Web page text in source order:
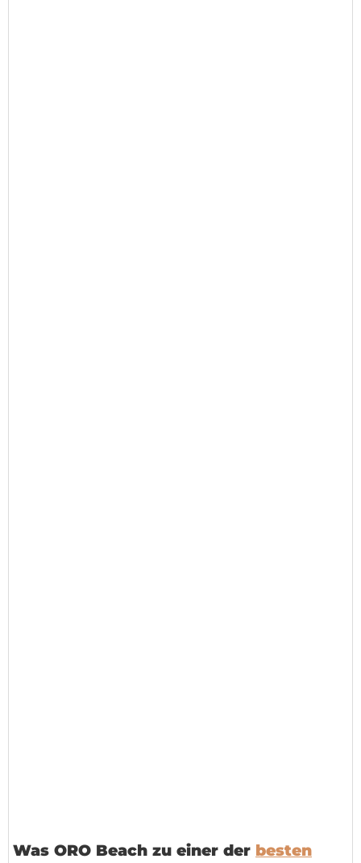
Was ORO Beach zu einer der besten